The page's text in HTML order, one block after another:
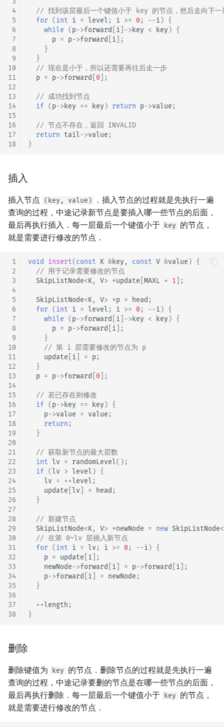
4
5
6
7
8
9
10
11
12
13
14
15
16
17
18
// 找到该层最后一个键值小于 key 的节点，然后走向下一
for (int i = level ; i >= 0; --i) {
while (p->forward i -> key < key) {
p = p->forward i ];
}
}
// 现在是小于，所以还需要再往后走一步
p = p->forward 0 ];
// 成功找到节点
if (p-> key == key) return p->value ;
// 节点不存在，返回 INVALID
return tail->value ;
}
插入
插入节点 (key, value)
．插入节点的过程就是先执行一遍
查询的过程，中途记录新节点是要插入哪一些节点的后面，
最后再执行插入．每一层最后一个键值小于
key 的节点，
就是需要进行修改的节点．
1
2
3
4
5
6
7
8
9
10
11
12
13
14
15
16
17
18
19
20
21
22
23
24
25
26
27
28
29
30
31
32
33
34
35
36
37
38
void insert(const K &key, const V &value) {
// 用于记录需要修改的节点
SkipListNode<K, V> *update MAXL + 1 ];
SkipListNode<K, V> *p = head ;
for (int i = level ; i >= 0; --i) {
while (p->forward i -> key < key) {
p = p->forward i ];
}
// 第 i 层需要修改的节点为 p
update i = p ;
}
p = p->forward 0 ];
// 若已存在则修改
if (p-> key == key) {
p->value = value ;
return ;
}
// 获取新节点的最大层数
int lv = randomLevel();
if (lv > level) {
lv = ++level ;
update lv = head ;
}
// 新建节点
SkipListNode<K, V> *newNode = new SkipListNode<
// 在第 0~lv 层插入新节点
for (int i = lv; i >= 0; --i) {
p = update i ];
newNode->forward i = p->forward i ];
p->forward i = newNode ;
}
++length ;
}
删除
删除键值为 key 的节点．删除节点的过程就是先执行一遍
查询的过程，中途记录要删的节点是在哪一些节点的后面，
最后再执行删除．每一层最后一个键值小于
key 的节点，
就是需要进行修改的节点．